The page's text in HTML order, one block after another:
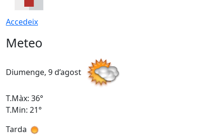
Accedeix
Meteo
Diumenge, 9 d’agost
T.Màx: 36°
T.Min: 21°
Tarda